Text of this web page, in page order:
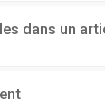
dans un